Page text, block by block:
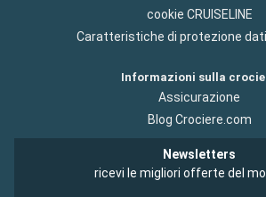
cookie CRUISELINE
Caratteristiche di protezione
Informazioni sulla
Assicurazione
Blog Crociere.com
Newsletters
ricevi le migliori offerte del